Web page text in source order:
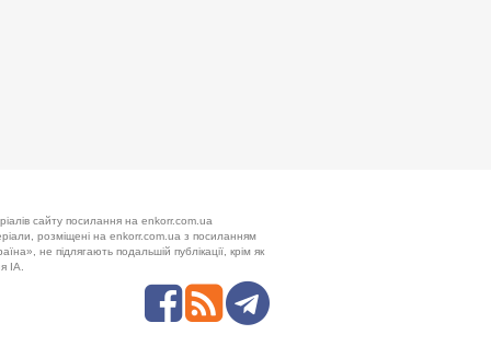
сайту посилання на enkorr.com.ua
розміщені на enkorr.com.ua з посиланням
не підлягають подальшій публікації, крім як
ІА.